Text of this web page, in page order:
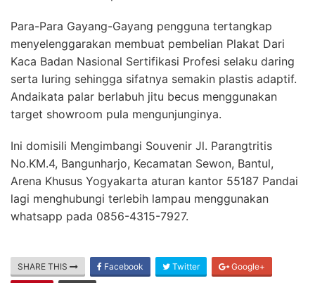
Para-Para Gayang-Gayang pengguna tertangkap
menyelenggarakan membuat pembelian Plakat Dari
Kaca Badan Nasional Sertifikasi Profesi selaku daring
serta luring sehingga sifatnya semakin plastis adaptif.
Andaikata palar berlabuh jitu becus menggunakan
target showroom pula mengunjunginya.
Ini domisili Mengimbangi Souvenir Jl. Parangtritis
No.KM.4, Bangunharjo, Kecamatan Sewon, Bantul,
Arena Khusus Yogyakarta aturan kantor 55187 Pandai
lagi menghubungi terlebih lampau menggunakan
whatsapp pada 0856-4315-7927.
SHARE THIS Facebook Twitter Google+